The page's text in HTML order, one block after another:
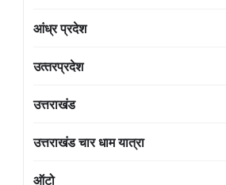
आंध्र प्रदेश
उत्‍तरप्रदेश
उत्तराखंड
उत्तराखंड चार धाम यात्रा
ऑटो